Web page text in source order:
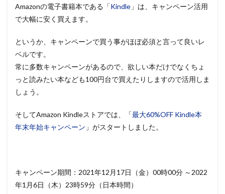
Amazonの電子書籍本である「Kindle 」は、キャンペーン活用
で大幅に安く買えます。
というか、キャンペーンで買う事がほぼ必須と言って良いレ
ベルです。
常に多数キャンペーンがあるので、欲しい本だけでなくちょ
っと読みたい本なども100円台で買えたりしますので活用しま
しょう。
そしてAmazon Kindleストアでは、「最大60%OFF Kindle本
年末年始キャンペーン 」がスタートしました。
キャンペーン期間：2021年12月17日（金）00時00分 ～2022
年1月6日（木）23時59分（日本時間）